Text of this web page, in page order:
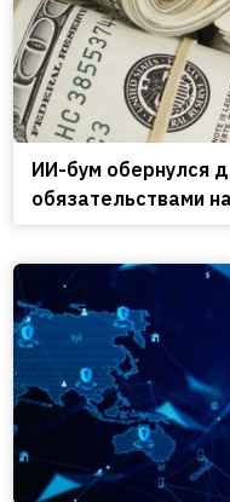
ИИ-бум обернулся
обязательствами